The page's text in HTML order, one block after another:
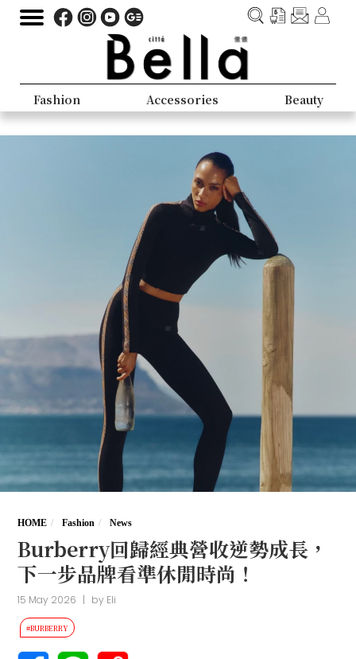
Fashion Accessories Beauty
HOME Fashion News
Burberry回歸經典營收逆勢成長，
下一步品牌看準休閒時尚！
15 May 2026 | by Eli
#BURBERRY